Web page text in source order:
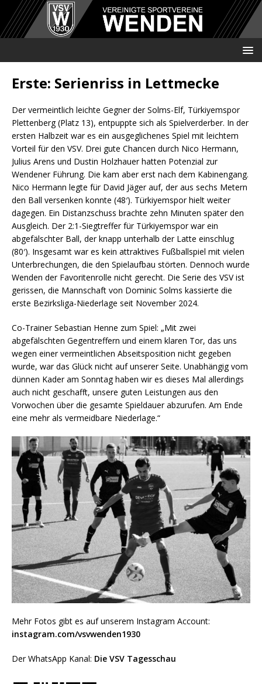
Erste: Serienriss in Lettmecke
Der vermeintlich leichte Gegner der Solms-Elf, Türkiyemspor
Plettenberg (Platz 13), entpuppte sich als Spielverderber. In der
ersten Halbzeit war es ein ausgeglichenes Spiel mit leichtem
Vorteil für den VSV. Drei gute Chancen durch Nico Hermann,
Julius Arens und Dustin Holzhauer hatten Potenzial zur
Wendener Führung. Die kam aber erst nach dem Kabinengang.
Nico Hermann legte für David Jäger auf, der aus sechs Metern
den Ball versenken konnte (48′). Türkiyemspor hielt weiter
dagegen. Ein Distanzschuss brachte zehn Minuten später den
Ausgleich. Der 2:1-Siegtreffer für Türkiyemspor war ein
abgefälschter Ball, der knapp unterhalb der Latte einschlug
(80′). Insgesamt war es kein attraktives Fußballspiel mit vielen
Unterbrechungen, die den Spielaufbau störten. Dennoch wurde
Wenden der Favoritenrolle nicht gerecht. Die Serie des VSV ist
gerissen, die Mannschaft von Dominic Solms kassierte die
erste Bezirksliga-Niederlage seit November 2024.
Co-Trainer Sebastian Henne zum Spiel: „Mit zwei
abgefälschten Gegentreffern und einem klaren Tor, das uns
wegen einer vermeintlichen Abseitsposition nicht gegeben
wurde, war das Glück nicht auf unserer Seite. Unabhängig vom
dünnen Kader am Sonntag haben wir es dieses Mal allerdings
auch nicht geschafft, unsere guten Leistungen aus den
Vorwochen über die gesamte Spieldauer abzurufen. Am Ende
eine mehr als vermeidbare Niederlage.“
Mehr Fotos gibt es auf unserem Instagram Account:
instagram.com/vsvwenden1930
Der WhatsApp Kanal: Die VSV Tagesschau